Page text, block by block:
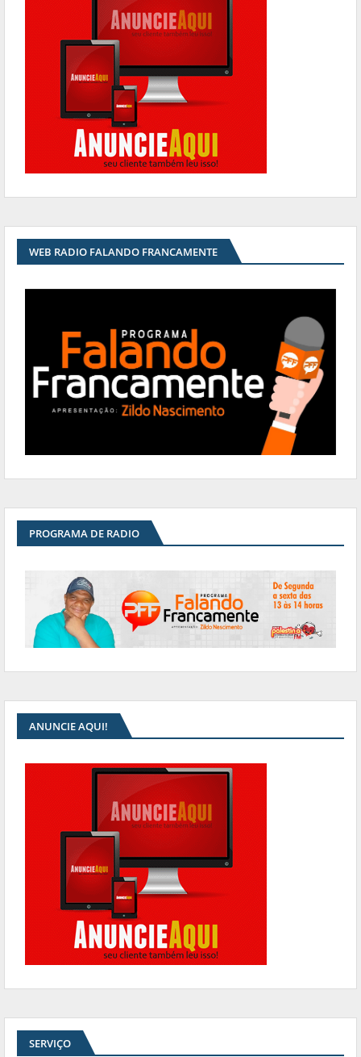
WEB RADIO FALANDO FRANCAMENTE
PROGRAMA DE RADIO
ANUNCIE AQUI!
SERVIÇO